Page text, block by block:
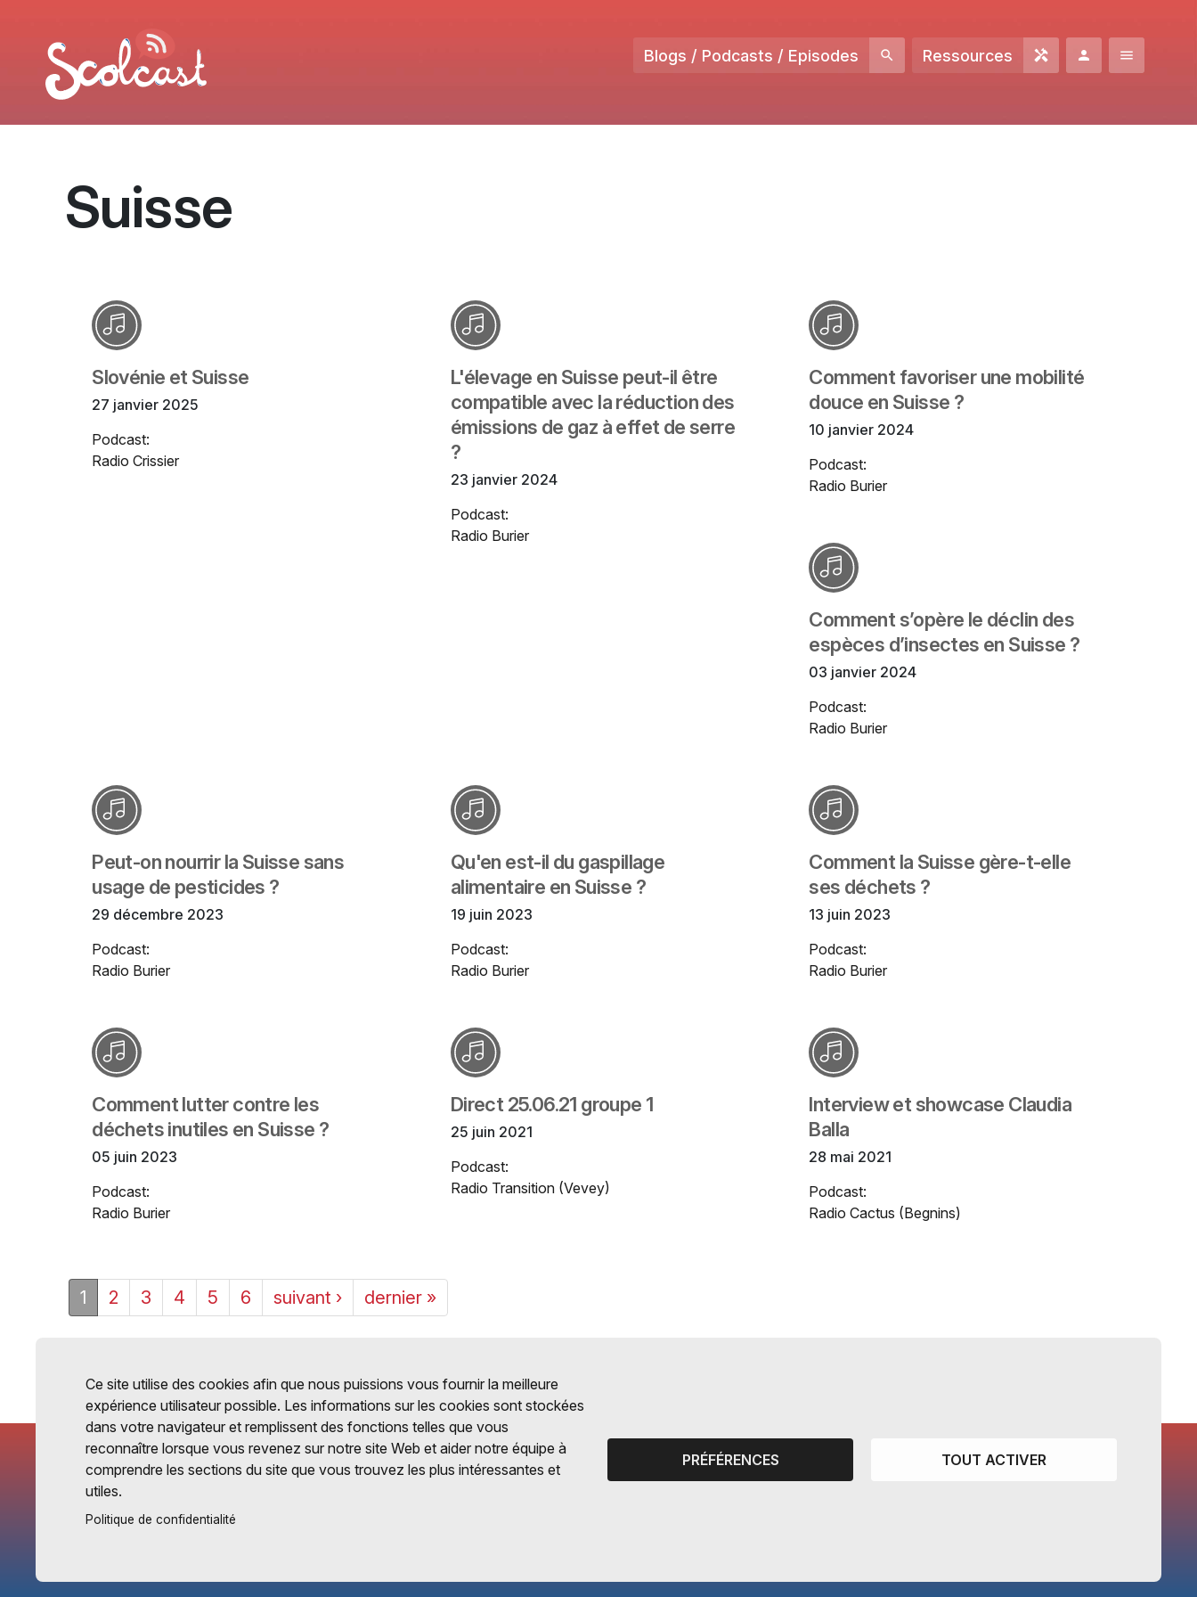
Blogs / Podcasts / Episodes Ressources
Suisse
Slovénie et Suisse
27 janvier 2025
Podcast:
Radio Crissier
L'élevage en Suisse peut-il être
compatible avec la réduction des
émissions de gaz à effet de serre
?
23 janvier 2024
Podcast:
Radio Burier
Comment favoriser une mobilité
douce en Suisse ?
10 janvier 2024
Podcast:
Radio Burier
Comment s’opère le déclin des
espèces d’insectes en Suisse ?
03 janvier 2024
Podcast:
Radio Burier
Peut-on nourrir la Suisse sans
usage de pesticides ?
29 décembre 2023
Podcast:
Radio Burier
Qu'en est-il du gaspillage
alimentaire en Suisse ?
19 juin 2023
Podcast:
Radio Burier
Comment la Suisse gère-t-elle
ses déchets ?
13 juin 2023
Podcast:
Radio Burier
Comment lutter contre les
déchets inutiles en Suisse ?
05 juin 2023
Podcast:
Radio Burier
Direct 25.06.21 groupe 1
25 juin 2021
Podcast:
Radio Transition (Vevey)
Interview et showcase Claudia
Balla
28 mai 2021
Podcast:
Radio Cactus (Begnins)
1 2 3 4 5 6 suivant › dernier »
Ce site utilise des cookies afin que nous puissions vous fournir la meilleure
expérience utilisateur possible. Les informations sur les cookies sont stockées
dans votre navigateur et remplissent des fonctions telles que vous
reconnaître lorsque vous revenez sur notre site Web et aider notre équipe à
comprendre les sections du site que vous trouvez les plus intéressantes et
utiles.
Politique de confidentialité
PRÉFÉRENCES TOUT ACTIVER